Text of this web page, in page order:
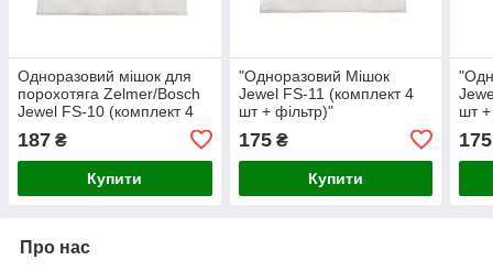
Одноразовий мішок для
порохотяга Zelmer/Bosch
Jewel FS-10 (комплект 4
187 ₴
Купити
"Одноразовий Мішок
Jewel FS-11 (комплект 4
шт + фільтр)"
175₴
Купити
шт +
175
Про нас